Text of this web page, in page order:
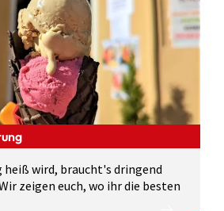
heiß wird, braucht's dringend
zeigen euch, wo ihr die besten